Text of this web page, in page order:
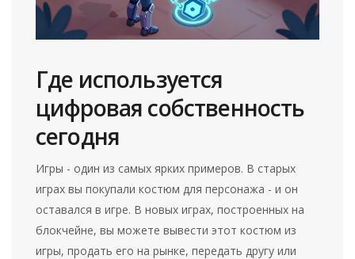
Где используется
цифровая собственность
сегодня
Игры - один из самых ярких примеров. В старых
играх вы покупали костюм для персонажа - и он
оставался в игре. В новых играх, построенных на
блокчейне, вы можете вывести этот костюм из
игры, продать его на рынке, передать другу или